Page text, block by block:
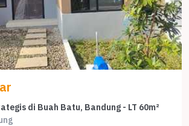
di Buah Batu, Bandung - LT 60m²